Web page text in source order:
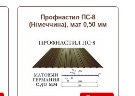
Профнастил ПС-8
(Німеччина), мат 0,50 мм